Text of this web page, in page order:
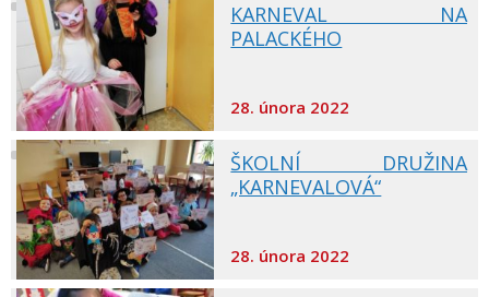
KARNEVAL NA
PALACKÉHO
28. února 2022
ŠKOLNÍ DRUŽINA
„KARNEVALOVÁ“
28. února 2022